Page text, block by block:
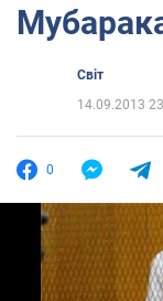
Світ
14.09.2013
0